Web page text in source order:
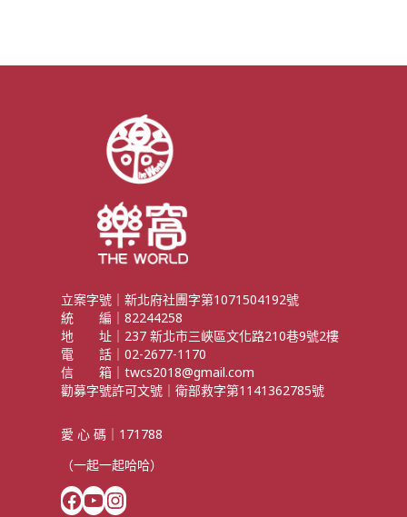
立案字號｜新北府社團字第1071504192號
統 編｜82244258
地 址｜237 新北市三峽區文化路210巷9號2樓
電 話｜02-2677-1170
信 箱｜twcs2018@gmail.com
勸募字號許可文號｜衛部救字第1141362785號
愛 心 碼｜171788
（一起一起哈哈）
Facebook YouTube Instagram